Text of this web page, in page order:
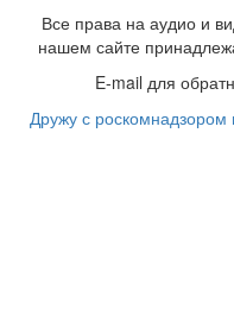
Все права на аудио и
нашем сайте
E-mail для
Дружу с